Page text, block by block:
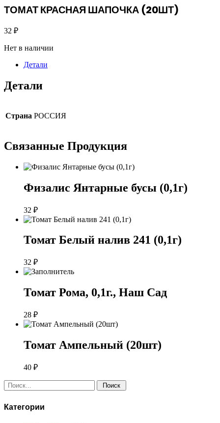
ТОМАТ КРАСНАЯ ШАПОЧКА (20ШТ)
32 ₽
Нет в наличии
Детали
Детали
Страна РОССИЯ
Связанные Продукция
Физалис Янтарные бусы (0,1г)
32 ₽
Томат Белый налив 241 (0,1г)
32 ₽
Томат Рома, 0,1г., Наш Сад
28 ₽
Томат Ампельный (20шт)
40 ₽
Поиск:
Категории